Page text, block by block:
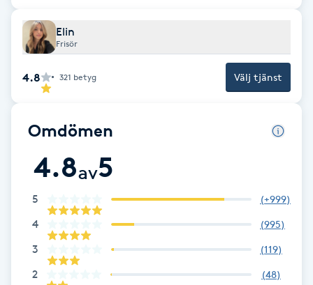
HIFU
Hot Stone Massage
Hot yoga
Hudföryngring
Huduppstramning
Hudvård
Elin
Frisör
4.8 321 betyg Välj tjänst
Omdömen
4.8av5
5 (+999)
4 (995)
3 (119)
2 (48)